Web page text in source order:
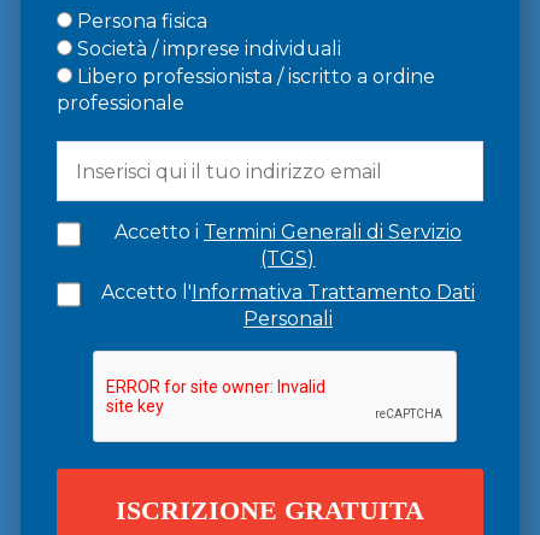
Persona fisica
Società / imprese individuali
Libero professionista / iscritto a ordine
professionale
Accetto i Termini Generali di Servizio
(TGS)
Accetto l'Informativa Trattamento Dati
Personali